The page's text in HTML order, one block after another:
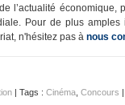
l’actualité économique,
Pour de plus amples
n'hésitez pas à nous
| Tags : Cinéma, Concours |